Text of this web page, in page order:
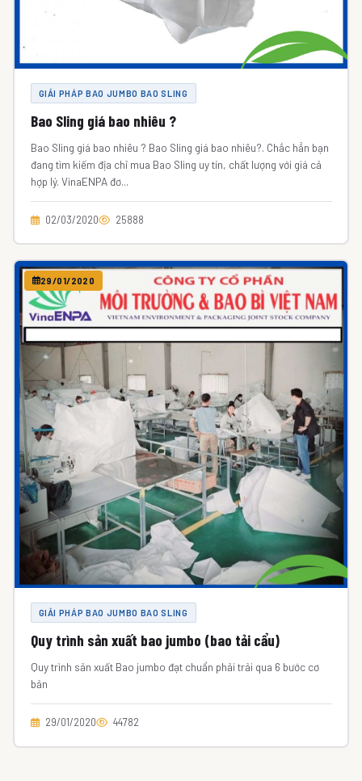
GIẢI PHÁP BAO JUMBO BAO SLING
Bao Sling giá bao nhiêu ?
Bao Sling giá bao nhiêu ? Bao Sling giá bao nhiêu?. Chắc hẳn bạn
đang tìm kiếm địa chỉ mua Bao Sling uy tín, chất lượng với giá cả
hợp lý. VinaENPA đơ...
02/03/2020 25888
29/01/2020
GIẢI PHÁP BAO JUMBO BAO SLING
Quy trình sản xuất bao jumbo (bao tải cẩu)
Quy trình sản xuất Bao jumbo đạt chuẩn phải trải qua 6 bước cơ
bản
29/01/2020 44782